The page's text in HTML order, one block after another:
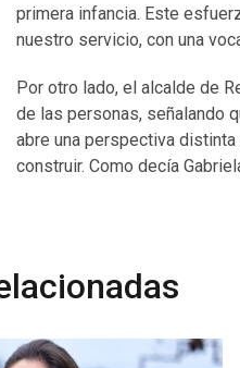
primera infancia. Este
nuestro servicio, con una
Por otro lado, el alcalde de
de las personas, señalando
abre una perspectiva
construir. Como decía